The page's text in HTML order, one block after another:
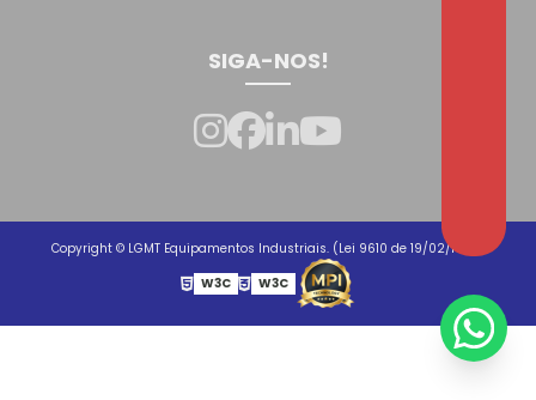
SIGA-NOS!
Copyright © LGMT Equipamentos Industriais. (Lei 9610 de 19/02/1998)
W3C
W3C